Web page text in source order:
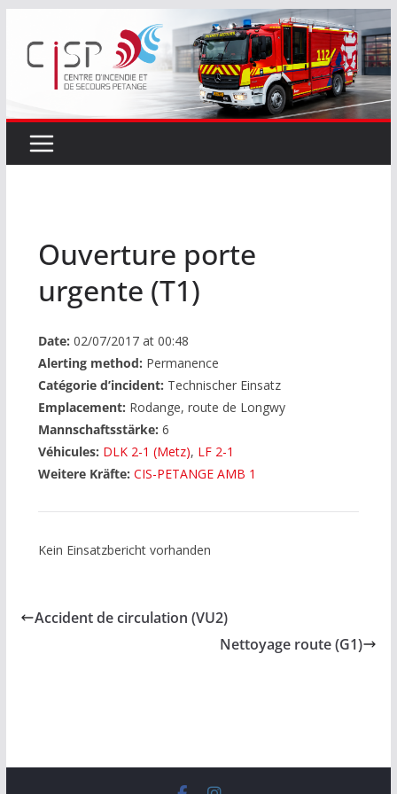
contenu
Ouverture porte
urgente (T1)
Date: 02/07/2017 at 00:48
Alerting method: Permanence
Catégorie d’incident: Technischer Einsatz
Emplacement: Rodange, route de Longwy
Mannschaftsstärke: 6
Véhicules: DLK 2-1 (Metz), LF 2-1
Weitere Kräfte: CIS-PETANGE AMB 1
Kein Einsatzbericht vorhanden
Accident de circulation (VU2)
Nettoyage route (G1)